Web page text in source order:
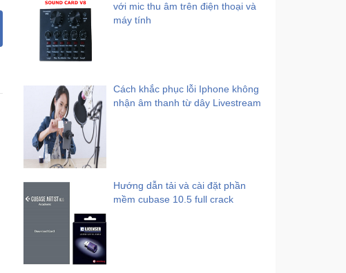
với mic thu âm trên điện thoại và
máy tính
Cách khắc phục lỗi Iphone không
nhận âm thanh từ dây Livestream
Hướng dẫn tải và cài đặt phần
mềm cubase 10.5 full crack